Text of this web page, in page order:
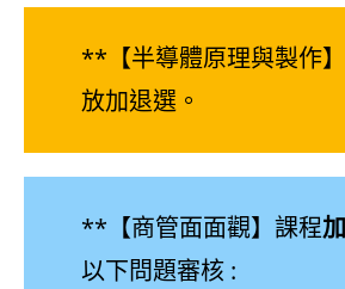
**【半導體原理與製作
放加退選。
**【商管面面觀】課程
以下問題審核 :